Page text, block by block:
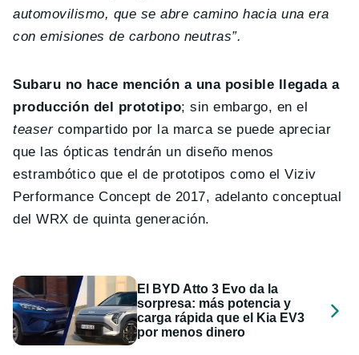
automovilismo, que se abre camino hacia una era
con emisiones de carbono neutras”.
Subaru no hace mención a una posible llegada a
producción del prototipo; sin embargo, en el
teasercompartido por la marca se puede apreciar
que las ópticas tendrán un diseño menos
estrambótico que el de prototipos como el Viziv
Performance Concept de 2017, adelanto conceptual
del WRX de quinta generación.
El BYD Atto 3 Evo da la
sorpresa: más potencia y
carga rápida que el Kia EV3
por menos dinero